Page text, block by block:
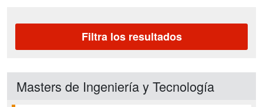
Filtra los resultados
Masters de Ingeniería y Tecnología